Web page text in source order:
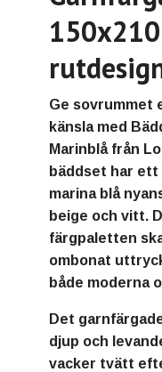
Ge sovrummet
känsla med
Marinblå från
bäddset har
marina blå
beige och vitt.
färgpaletten
ombonat
både moderna
Det
djup och
vacker tvätt